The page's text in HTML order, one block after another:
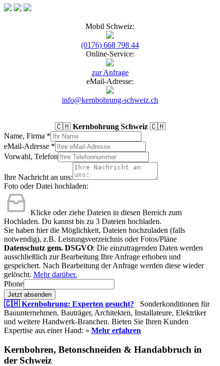
Mobil Schweiz:
(0176) 668 798 44
Online-Service:
zur Anfrage
eMail-Adresse:
info@kernbohrung-schweiz.ch
🇨🇭 Kernbohrung Schweiz🇨🇭
Name, Firma *
eMail-Adresse *
Vorwahl, Telefon
Ihre Nachricht an uns:
Foto oder Datei hochladen:
Klicke oder ziehe Dateien in diesen Bereich zum
Hochladen. Du kannst bis zu 3 Dateien hochladen.
Sie haben hier die Möglichkeit, Dateien hochzuladen (falls
notwendig), z.B. Leistungsverzeichnis oder Fotos/Pläne
Datenschutz gem. DSGVO: Die einzutragenden Daten werden
ausschließlich zur Bearbeitung Ihre Anfrage erhoben und
gespeichert. Nach Bearbeitung der Anfrage werden diese wieder
gelöscht. Mehr darüber.
Phone
Jetzt absenden
🇨🇭 Kernbohrung: Experten gesucht? Sonderkonditionen für
Bauunternehmen, Bauträger, Architekten, Installateure, Elektriker
und weitere Handwerk-Branchen. Bieten Sie Ihren Kunden
Expertise aus einer Hand: » Mehr erfahren
Kernbohren, Betonschneiden & Handabbruch in
der Schweiz